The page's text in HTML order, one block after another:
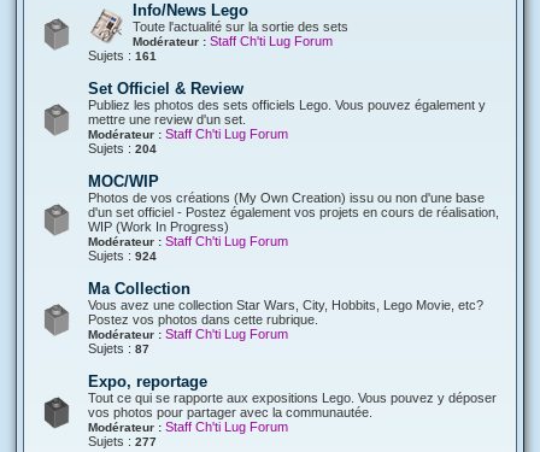
Info/News Lego
Toute l'actualité sur la sortie des sets
Modérateur : Staff Ch'ti Lug Forum
Sujets : 161
Set Officiel & Review
Publiez les photos des sets officiels Lego. Vous pouvez également y
mettre une review d'un set.
Modérateur : Staff Ch'ti Lug Forum
Sujets : 204
MOC/WIP
Photos de vos créations (My Own Creation) issu ou non d'une base
d'un set officiel - Postez également vos projets en cours de réalisation,
WIP (Work In Progress)
Modérateur : Staff Ch'ti Lug Forum
Sujets : 924
Ma Collection
Vous avez une collection Star Wars, City, Hobbits, Lego Movie, etc?
Postez vos photos dans cette rubrique.
Modérateur : Staff Ch'ti Lug Forum
Sujets : 87
Expo, reportage
Tout ce qui se rapporte aux expositions Lego. Vous pouvez y déposer
vos photos pour partager avec la communautée.
Modérateur : Staff Ch'ti Lug Forum
Sujets : 277